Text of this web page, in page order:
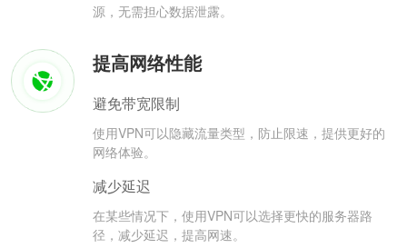
源，无需担心数据泄露。
提高网络性能
避免带宽限制
使用VPN可以隐藏流量类型，防止限速，提供更好的
网络体验。
减少延迟
在某些情况下，使用VPN可以选择更快的服务器路
径，减少延迟，提高网速。